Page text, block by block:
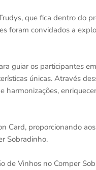
que fica dentro do
foram convidados a
guiar os participantes
únicas. Através
Card, proporcionando
Sobradinho.
de Vinhos no Comper